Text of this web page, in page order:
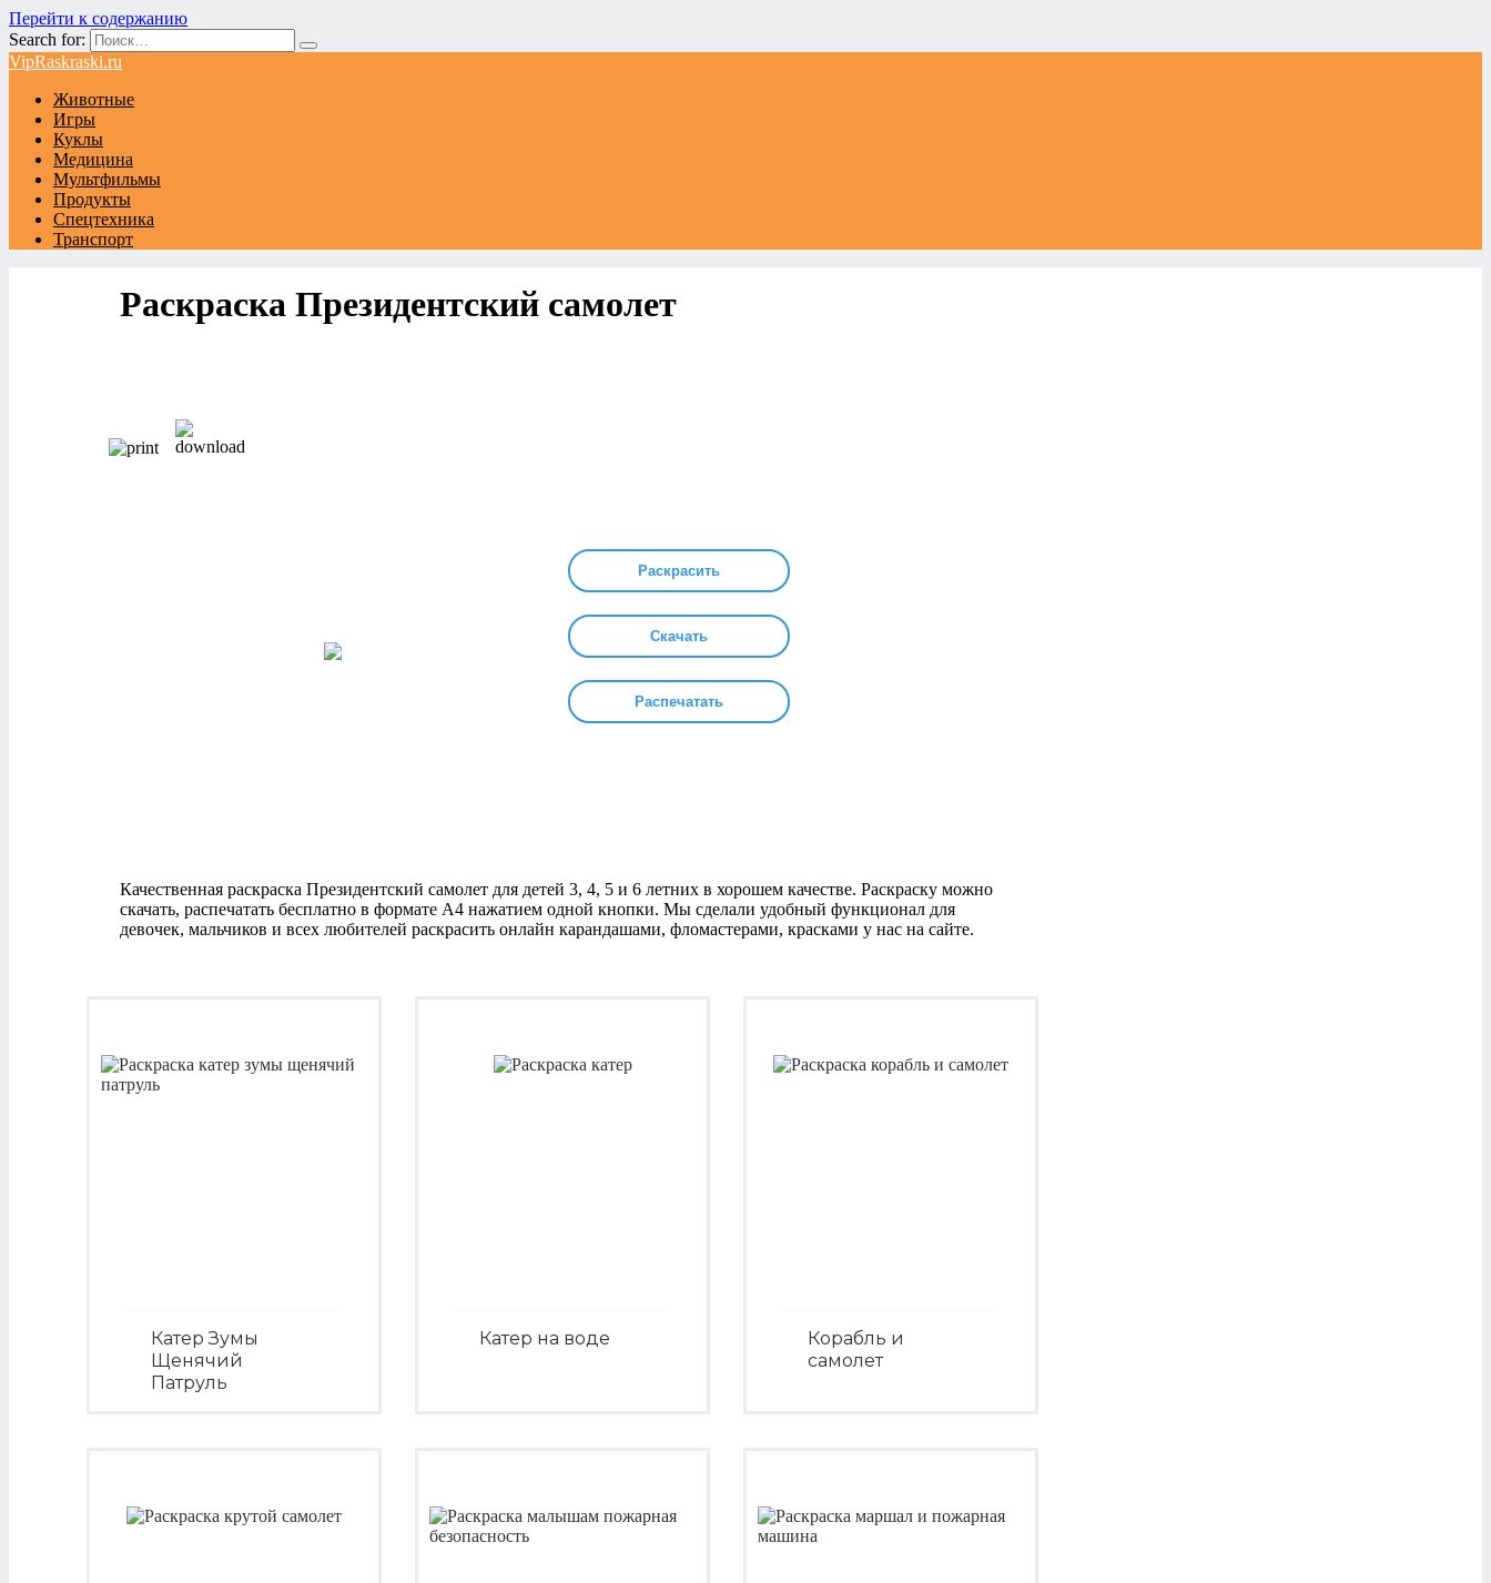
Перейти к содержанию
Search for:
VipRaskraski.ru
Животные
Игры
Куклы
Медицина
Мультфильмы
Продукты
Спецтехника
Транспорт
Раскраска Президентский самолет
Раскрасить
Скачать
Распечатать
Качественная раскраска Президентский самолет для детей 3, 4, 5 и 6 летних в хорошем качестве. Раскраску можно
скачать, распечатать бесплатно в формате А4 нажатием одной кнопки. Мы сделали удобный функционал для
девочек, мальчиков и всех любителей раскрасить онлайн карандашами, фломастерами, красками у нас на сайте.
Катер Зумы
Щенячий
Патруль
Катер на воде
Корабль и
самолет